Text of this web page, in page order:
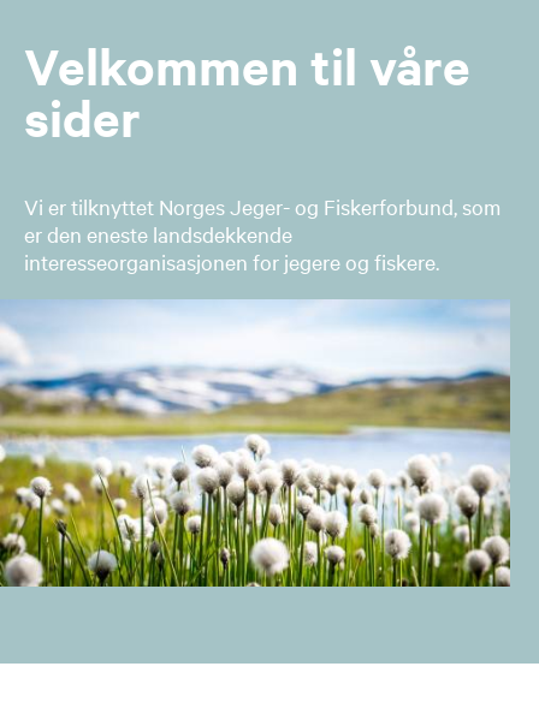
Velkommen til våre
sider
Vi er tilknyttet Norges Jeger- og Fiskerforbund, som
er den eneste landsdekkende
interesseorganisasjonen for jegere og fiskere.